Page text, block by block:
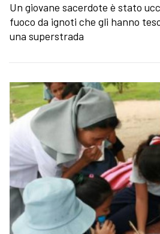
Un giovane sacerdote è stato
fuoco da ignoti che gli hanno
una superstrada